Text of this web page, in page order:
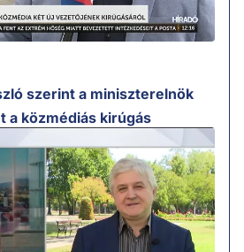
szerint a miniszterelnök
a közmédiás kirúgás